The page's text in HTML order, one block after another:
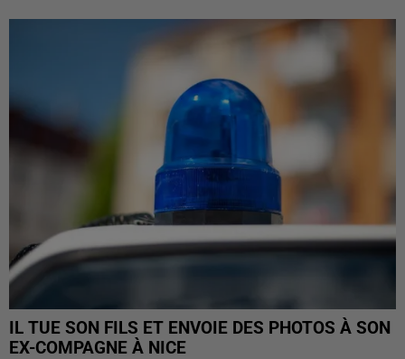
IL TUE SON FILS ET ENVOIE DES PHOTOS À SON
EX-COMPAGNE À NICE